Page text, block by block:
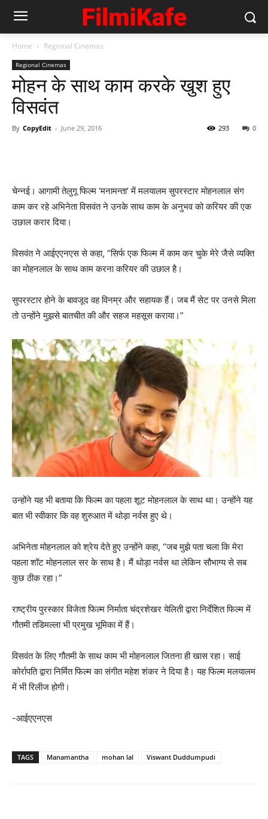
Home Regional Cinemas
Regional Cinemas
मोहन के साथ काम करके खुश हुए
विसवंत
By CopyEdit - June 29, 2016 0
293
चेन्नई। आगामी तेलुगू फिल्म ‘मनामन्ता’ में मलयालम सुपरस्टार मोहनलाल संग
काम कर रहे अभिनेता विसवंत ने उनके साथ काम के अनुभव को करियर की एक
उछाल करार दिया।
विसवंत ने आईएएनएस से कहा, “सिर्फ एक फिल्म में काम कर चुके मेरे जैसे व्यक्ति
का मोहनलाल के साथ काम करना करियर की उछाल है।
सुपरस्टार होने के बावजूद वह विनम्र और सहायक हैं। जब मैं सेट पर उनसे मिला
तो उन्होंने मुझसे बातचीत की और सहज महसूस कराया।”
उन्होंने यह भी बताया कि फिल्म का पहला शूट मोहनलाल के साथ था। उन्होंने यह
बात भी स्वीकार कि वह शुरुआत में थोड़ा नर्वस हुए थे।
अभिनेता मोहनलाल को श्रेय देते हुए उन्होंने कहा, “जब मुझे पता चला कि मेरा
पहला शॉट मोहनलाल सर के साथ है। मैं थोड़ा नर्वस था लेकिन सौभाग्य से सब
कुछ ठीक रहा।”
राष्ट्रीय पुरस्कार विजेता फिल्म निर्माता चंद्रशेखर येलिती द्वारा निर्देशित फिल्म में
गौतमी तडिमल्ला भी प्रमुख भूमिका में हैं।
विसवंत के लिए गौतमी के साथ काम भी मोहनलाल जितना ही खास रहा। साई
कोर्रापति द्वारा निर्मित फिल्म का संगीत महेश शंकर ने दिया है। यह फिल्म मलयालम
में भी रिलीज होगी।
-आईएएनएस
TAGS Manamantha mohan lal Viswant Duddumpudi